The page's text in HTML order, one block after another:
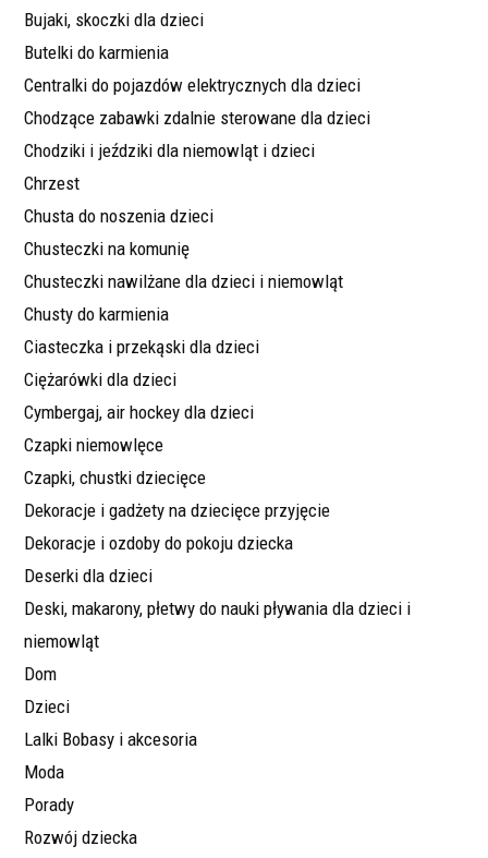
Bujaki, skoczki dla dzieci
Butelki do karmienia
Centralki do pojazdów elektrycznych dla dzieci
Chodzące zabawki zdalnie sterowane dla dzieci
Chodziki i jeździki dla niemowląt i dzieci
Chrzest
Chusta do noszenia dzieci
Chusteczki na komunię
Chusteczki nawilżane dla dzieci i niemowląt
Chusty do karmienia
Ciasteczka i przekąski dla dzieci
Ciężarówki dla dzieci
Cymbergaj, air hockey dla dzieci
Czapki niemowlęce
Czapki, chustki dziecięce
Dekoracje i gadżety na dziecięce przyjęcie
Dekoracje i ozdoby do pokoju dziecka
Deserki dla dzieci
Deski, makarony, płetwy do nauki pływania dla dzieci i
niemowląt
Dom
Dzieci
Lalki Bobasy i akcesoria
Moda
Porady
Rozwój dziecka